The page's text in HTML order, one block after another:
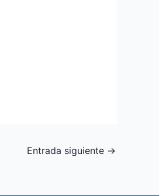
Entrada siguiente →